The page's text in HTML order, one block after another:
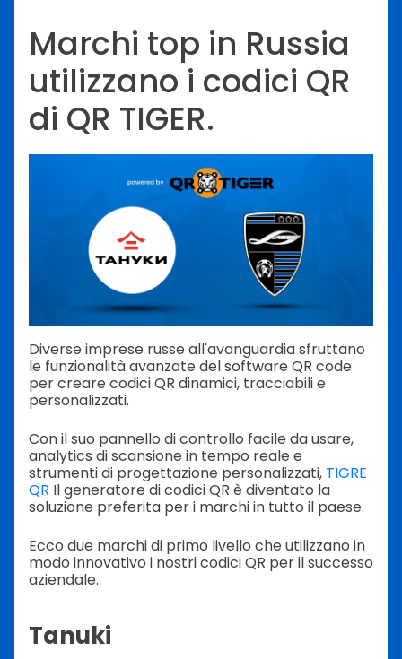
Marchi top in Russia
utilizzano i codici QR
di QR TIGER.
Diverse imprese russe all'avanguardia sfruttano
le funzionalità avanzate del software QR code
per creare codici QR dinamici, tracciabili e
personalizzati.
Con il suo pannello di controllo facile da usare,
analytics di scansione in tempo reale e
strumenti di progettazione personalizzati, TIGRE
QR Il generatore di codici QR è diventato la
soluzione preferita per i marchi in tutto il paese.
Ecco due marchi di primo livello che utilizzano in
modo innovativo i nostri codici QR per il successo
aziendale.
Tanuki